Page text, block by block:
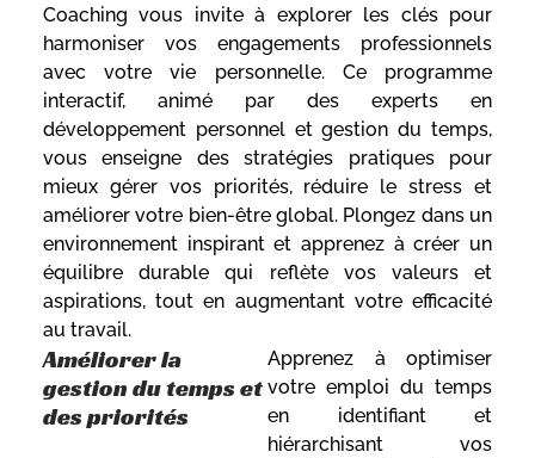
Coaching vous invite à explorer les clés pour
harmoniser vos engagements professionnels
avec votre vie personnelle. Ce programme
interactif, animé par des experts en
développement personnel et gestion du temps,
vous enseigne des stratégies pratiques pour
mieux gérer vos priorités, réduire le stress et
améliorer votre bien-être global. Plongez dans un
environnement inspirant et apprenez à créer un
équilibre durable qui reflète vos valeurs et
aspirations, tout en augmentant votre efficacité
au travail.
Améliorer la
gestion du temps et
des priorités
Apprenez à optimiser
votre emploi du temps
en identifiant et
hiérarchisant vos